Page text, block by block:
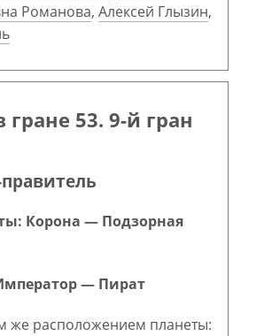
Романова, Алексей Глызин,
гране 53. 9-й гран
Корона — Подзорная
— Пират
же расположением планеты: